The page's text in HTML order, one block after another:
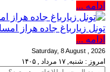
ادامه ...
تونل زیارباغ جاده هراز
ادامه ...
Saturday, 8 August , 2026
امروز : شنبه, ۱۷ مرداد , ۱۴۰۵